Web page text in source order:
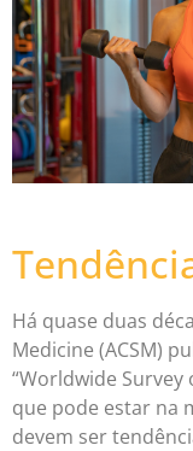
Há quase duas
Medicine (ACSM)
“Worldwide Survey
que pode estar na
devem ser